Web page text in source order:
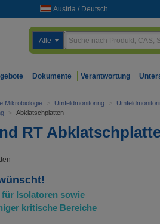
Austria / Deutsch
Alle
Dokumente Verantwortung
Mikrobiologie > Umfeldmonitoring >
> Abklatschplatten
RT
Isolatoren sowie
kritische Bereiche